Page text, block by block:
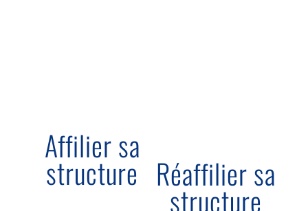
Affilier sa
structure Réaffilier sa
structure